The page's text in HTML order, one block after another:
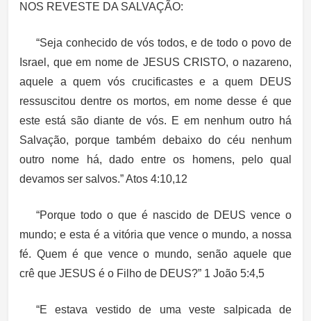
NOS REVESTE DA SALVAÇÃO:
“Seja conhecido de vós todos, e de todo o povo de
Israel, que em nome de JESUS CRISTO, o nazareno,
aquele a quem vós crucificastes e a quem DEUS
ressuscitou dentre os mortos, em nome desse é que
este está são diante de vós. E em nenhum outro há
Salvação, porque também debaixo do céu nenhum
outro nome há, dado entre os homens, pelo qual
devamos ser salvos.” Atos 4:10,12
“Porque todo o que é nascido de DEUS vence o
mundo; e esta é a vitória que vence o mundo, a nossa
fé. Quem é que vence o mundo, senão aquele que
crê que JESUS é o Filho de DEUS?” 1 João 5:4,5
“E estava vestido de uma veste salpicada de